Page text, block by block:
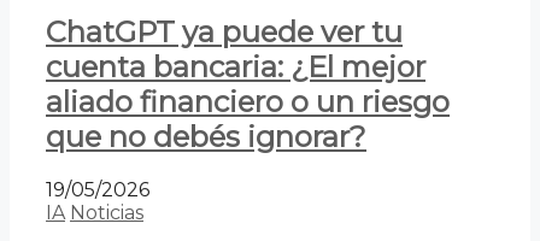
ChatGPT ya puede ver tu
cuenta bancaria: ¿El mejor
aliado financiero o un riesgo
que no debés ignorar?
19/05/2026
IA Noticias